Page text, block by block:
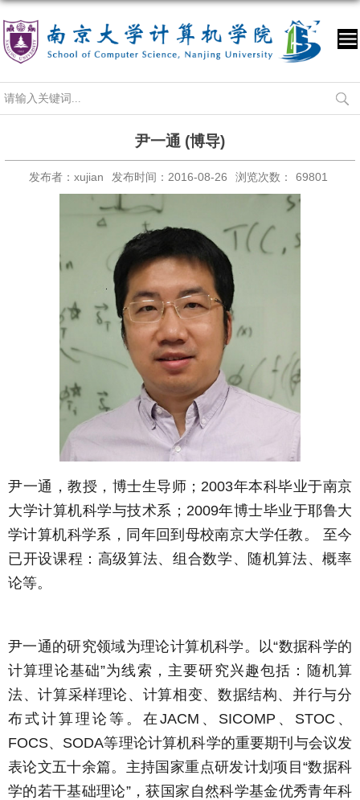
尹一通 (博导)
发布者：xujian 发布时间：2016-08-26 浏览次数： 69801
尹一通，教授，博士生导师；2003年本科毕业于南京
大学计算机科学与技术系；2009年博士毕业于耶鲁大
学计算机科学系，同年回到母校南京大学任教。 至今
已开设课程：高级算法、组合数学、随机算法、概率
论等。
尹一通的研究领域为理论计算机科学。以“数据科学的
计算理论基础”为线索，主要研究兴趣包括：随机算
法、计算采样理论、计算相变、数据结构、并行与分
布式计算理论等。在JACM、SICOMP、STOC、
FOCS、SODA等理论计算机科学的重要期刊与会议发
表论文五十余篇。主持国家重点研发计划项目“数据科
学的若干基础理论”，获国家自然科学基金优秀青年科